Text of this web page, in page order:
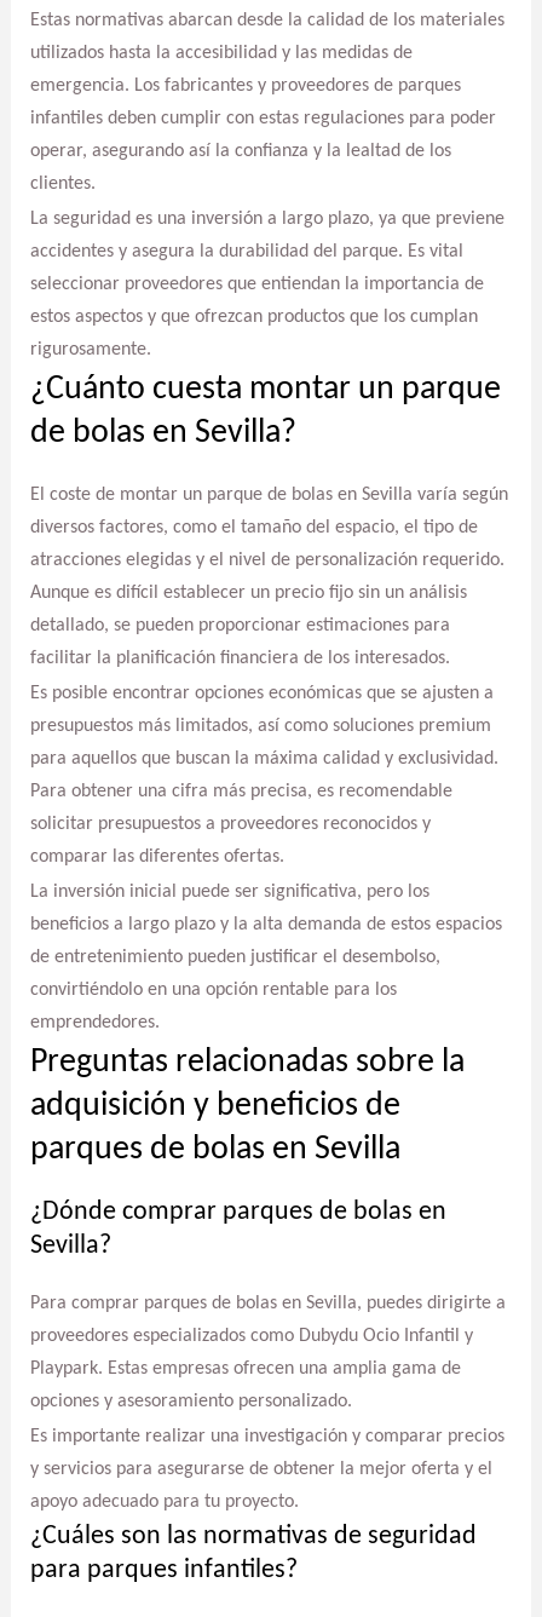
Estas normativas abarcan desde la calidad de los materiales
utilizados hasta la accesibilidad y las medidas de
emergencia. Los fabricantes y proveedores de parques
infantiles deben cumplir con estas regulaciones para poder
operar, asegurando así la confianza y la lealtad de los
clientes.
La seguridad es una inversión a largo plazo, ya que previene
accidentes y asegura la durabilidad del parque. Es vital
seleccionar proveedores que entiendan la importancia de
estos aspectos y que ofrezcan productos que los cumplan
rigurosamente.
¿Cuánto cuesta montar un parque
de bolas en Sevilla?
El coste de montar un parque de bolas en Sevilla varía según
diversos factores, como el tamaño del espacio, el tipo de
atracciones elegidas y el nivel de personalización requerido.
Aunque es difícil establecer un precio fijo sin un análisis
detallado, se pueden proporcionar estimaciones para
facilitar la planificación financiera de los interesados.
Es posible encontrar opciones económicas que se ajusten a
presupuestos más limitados, así como soluciones premium
para aquellos que buscan la máxima calidad y exclusividad.
Para obtener una cifra más precisa, es recomendable
solicitar presupuestos a proveedores reconocidos y
comparar las diferentes ofertas.
La inversión inicial puede ser significativa, pero los
beneficios a largo plazo y la alta demanda de estos espacios
de entretenimiento pueden justificar el desembolso,
convirtiéndolo en una opción rentable para los
emprendedores.
Preguntas relacionadas sobre la
adquisición y beneficios de
parques de bolas en Sevilla
¿Dónde comprar parques de bolas en
Sevilla?
Para comprar parques de bolas en Sevilla, puedes dirigirte a
proveedores especializados como Dubydu Ocio Infantil y
Playpark. Estas empresas ofrecen una amplia gama de
opciones y asesoramiento personalizado.
Es importante realizar una investigación y comparar precios
y servicios para asegurarse de obtener la mejor oferta y el
apoyo adecuado para tu proyecto.
¿Cuáles son las normativas de seguridad
para parques infantiles?